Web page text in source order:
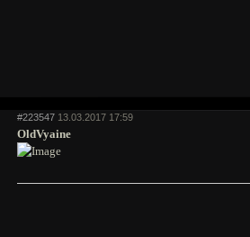
#223547 13.03.2017 17:59
OldVyaine